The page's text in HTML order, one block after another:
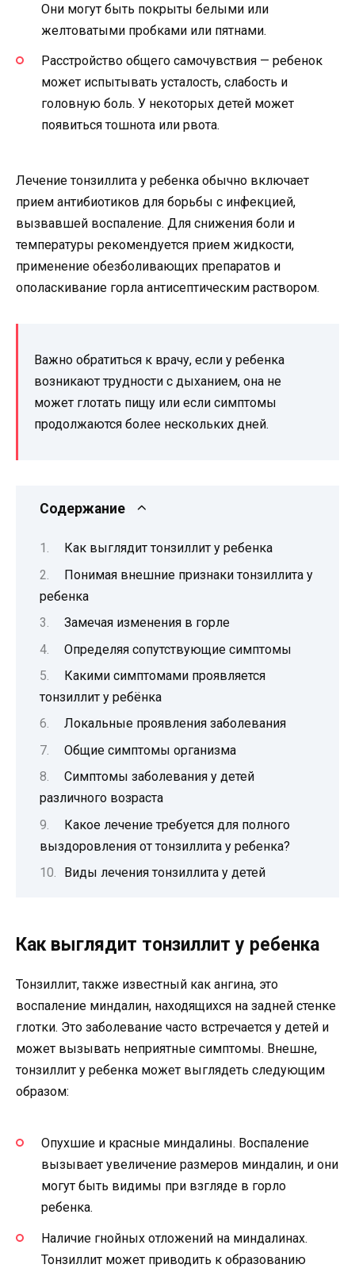
Они могут быть покрыты белыми или
желтоватыми пробками или пятнами.
Расстройство общего самочувствия — ребенок
может испытывать усталость, слабость и
головную боль. У некоторых детей может
появиться тошнота или рвота.
Лечение тонзиллита у ребенка обычно включает
прием антибиотиков для борьбы с инфекцией,
вызвавшей воспаление. Для снижения боли и
температуры рекомендуется прием жидкости,
применение обезболивающих препаратов и
ополаскивание горла антисептическим раствором.
Важно обратиться к врачу, если у ребенка
возникают трудности с дыханием, она не
может глотать пищу или если симптомы
продолжаются более нескольких дней.
Содержание
Как выглядит тонзиллит у ребенка
Понимая внешние признаки тонзиллита у
ребенка
Замечая изменения в горле
Определяя сопутствующие симптомы
Какими симптомами проявляется
тонзиллит у ребёнка
Локальные проявления заболевания
Общие симптомы организма
Симптомы заболевания у детей
различного возраста
Какое лечение требуется для полного
выздоровления от тонзиллита у ребенка?
Виды лечения тонзиллита у детей
Как выглядит тонзиллит у ребенка
Тонзиллит, также известный как ангина, это
воспаление миндалин, находящихся на задней стенке
глотки. Это заболевание часто встречается у детей и
может вызывать неприятные симптомы. Внешне,
тонзиллит у ребенка может выглядеть следующим
образом:
Опухшие и красные миндалины. Воспаление
вызывает увеличение размеров миндалин, и они
могут быть видимы при взгляде в горло
ребенка.
Наличие гнойных отложений на миндалинах.
Тонзиллит может приводить к образованию